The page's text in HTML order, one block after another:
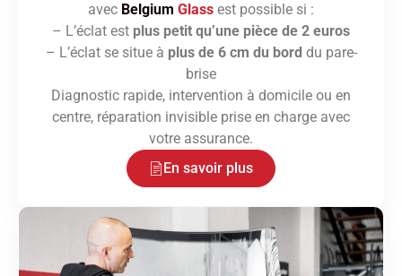
avec Belgium Glass est possible si :
– L’éclat est plus petit qu’une pièce de 2 euros
– L’éclat se situe à plus de 6 cm du bord du pare-
brise
Diagnostic rapide, intervention à domicile ou en
centre, réparation invisible prise en charge avec
votre assurance.
En savoir plus